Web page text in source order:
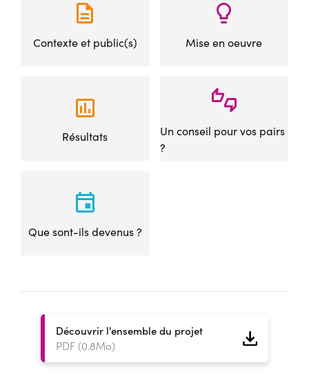
Contexte et public(s) Mise en oeuvre
Résultats
Un conseil pour vos pairs
?
Que sont-ils devenus ?
Découvrir l'ensemble du projet
PDF (0.8Mo)